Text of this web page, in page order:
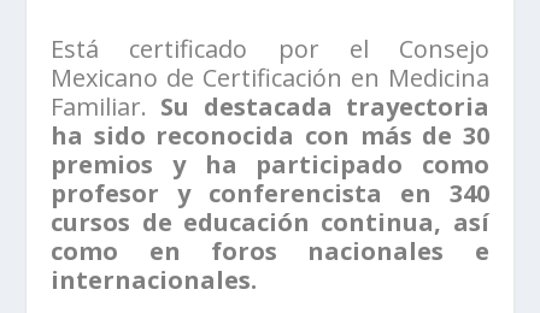
Está certificado por el Consejo
Mexicano de Certificación en Medicina
Familiar. Su destacada trayectoria
ha sido reconocida con más de 30
premios y ha participado como
profesor y conferencista en 340
cursos de educación continua, así
como en foros nacionales e
internacionales.